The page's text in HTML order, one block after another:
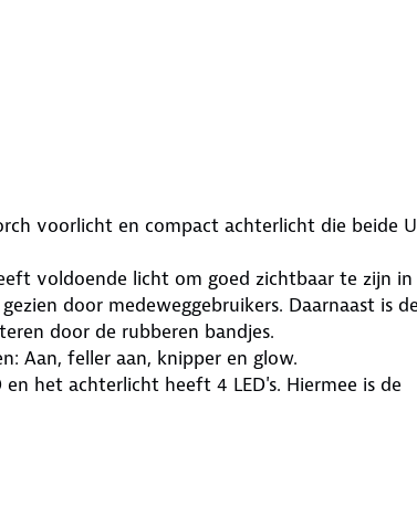
voorlicht en compact achterlicht die beide
voldoende licht om goed zichtbaar te zijn in
door medeweggebruikers. Daarnaast is
door de rubberen bandjes.
Aan, feller aan, knipper en glow.
het achterlicht heeft 4 LED's. Hiermee is de
te monteren.